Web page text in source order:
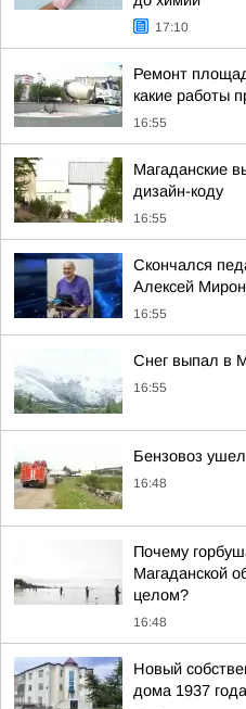
17:10
Ремонт
какие работы
16:55
Магаданские
дизайн-коду
16:55
Скончался
Алексей
16:55
Снег выпал в
16:55
Бензовоз
16:48
Почему
Магаданской
целом?
16:48
Новый
дома 1937